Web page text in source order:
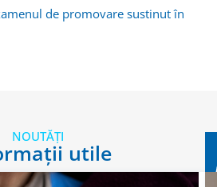
de promovare sustinut în
NOUTĂȚI
utile